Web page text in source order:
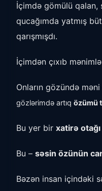
İçimdə gömülü qalan,
qucağımda yatmış
qarışmışdı.
İçimdən çıxıb
Onların gözündə
gözlərimdə artıq özümü
Bu yer bir xatirə
Bu – səsin özünün
Bəzən insan içindəki